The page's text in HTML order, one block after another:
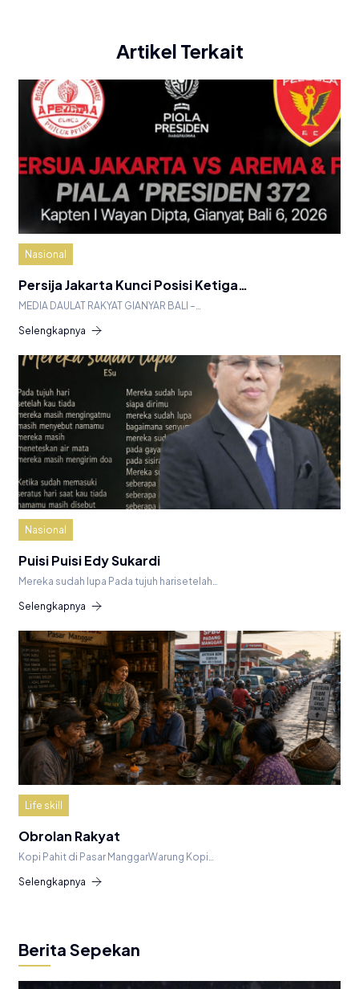
Artikel Terkait
Nasional
Persija Jakarta Kunci Posisi Ketiga…
MEDIA DAULAT RAKYAT GIANYAR BALI –…
Selengkapnya
Nasional
Puisi Puisi Edy Sukardi
Mereka sudah lupa Pada tujuh harisetelah…
Selengkapnya
Life skill
Obrolan Rakyat
Kopi Pahit di Pasar ManggarWarung Kopi…
Selengkapnya
Berita Sepekan